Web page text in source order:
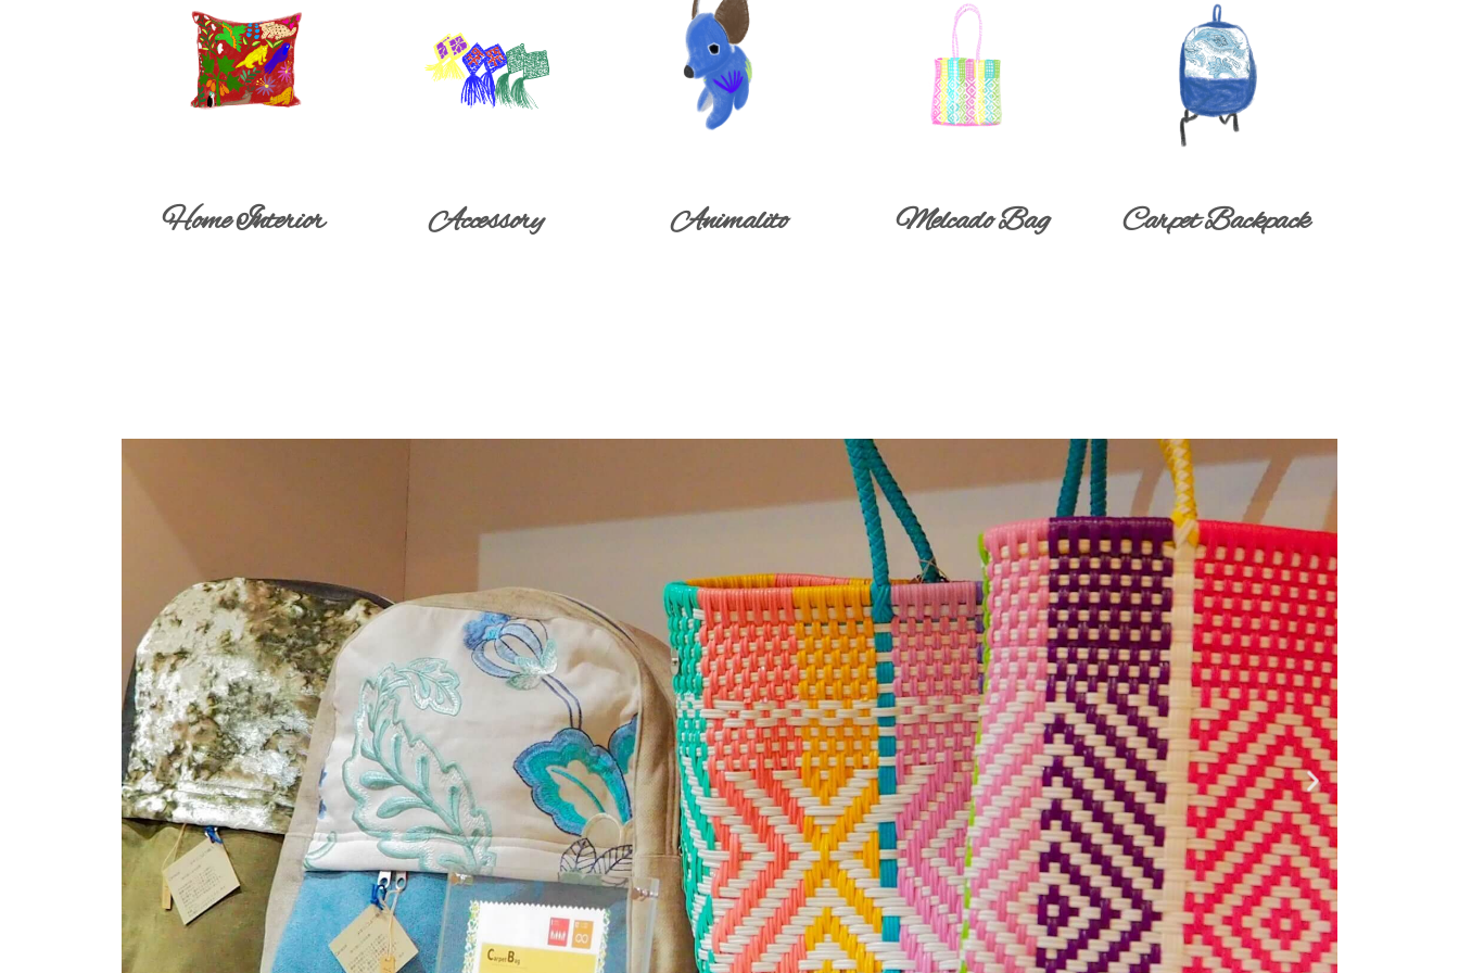
Home Interior Accessory Animalito Melcado Bag Carpet Backpack